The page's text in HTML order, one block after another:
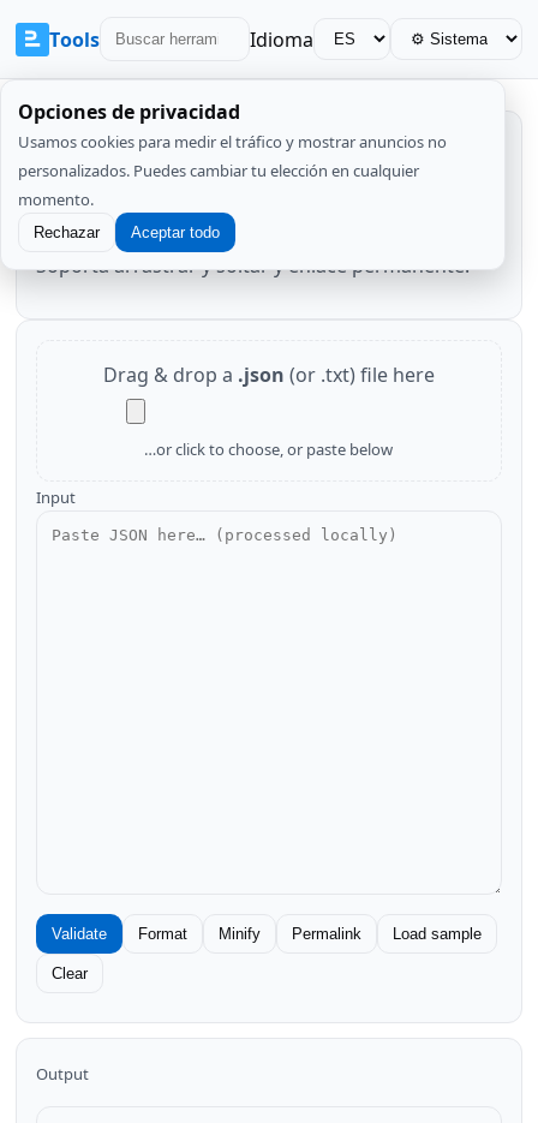
Tools Idioma
Opciones de privacidad
Usamos cookies para medir el tráfico y mostrar anuncios no
personalizados. Puedes cambiar tu elección en cualquier
momento.
Rechazar Aceptar todo
Validador JSON
Valida, formatea y minifica JSON localmente.
Soporta arrastrar y soltar y enlace permanente.
Drag & drop a .json (or .txt) file here
…or click to choose, or paste below
Input
Validate Format Minify Permalink Load sample
Clear
Output